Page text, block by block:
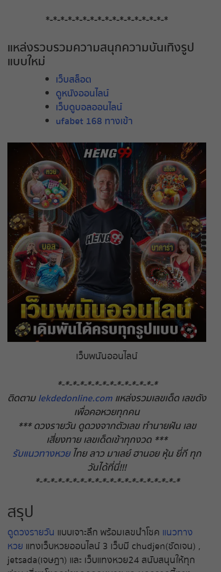
*-*-*-*-*-*-*-*-*-*-*-*-*-*-*-*-*
แหล่งรวบรวมความสนุกความบันเทิงรูป
แบบใหม่
เว็บสล็อต
ดูหนังออนไลน์
เว็บดูบอลออนไลน์
ufabet 168 ทางเข้า
เว็บพนันออนไลน์
*-*-*-*-*-*-*-*-*-*-*-*-*-*
ติดตามlekdedonline.com แหล่งรวมเลขเด็ด เลขดัง
เพื่อคอหวยทุกคน
*** ดวงรายวัน ดูดวงจากตัวเลข ทำนายฝัน เลข
เสี่ยงทาย เลขเด็ดเข้าทุกงวด ***
รับแนวทางหวยไทย ลาว มาเลย์ ฮานอย หุ้น ยี่กี ทุก
วันได้ที่นี่!!!
*-*-*-*-*-*-*-*-*-*-*-*-*-*-*-*-*-*-*-*
สรุป
ดูดวงรายวัน แบบเจาะลึก พร้อมเลขนำโชค แนวทาง
หวย แทงเว็บหวยออนไลน์ 3 เว็บมี chudjen(ชัดเจน) ,
jetsada(เจษฎา) และ เว็บแทงหวย24 สนับสนุนให้ทุก